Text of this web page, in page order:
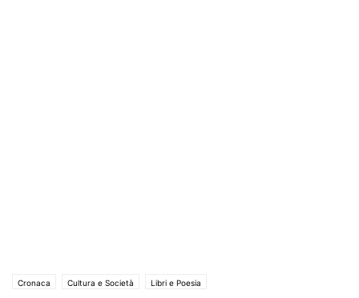
Cronaca Cultura e Società Libri e Poesia